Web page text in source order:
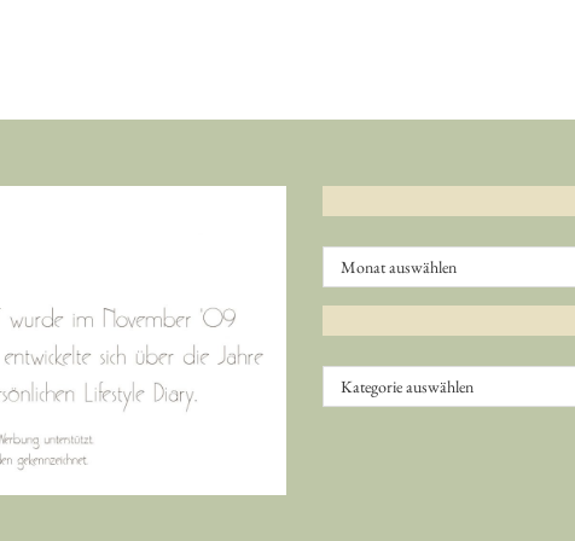
Archiv
Kategorien